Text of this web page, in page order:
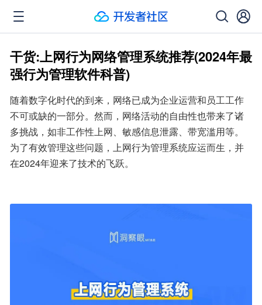
干货:上网行为网络管理系统推荐(2024年最
强行为管理软件科普)
随着数字化时代的到来，网络已成为企业运营和员工工作
不可或缺的一部分。然而，网络活动的自由性也带来了诸
多挑战，如非工作性上网、敏感信息泄露、带宽滥用等。
为了有效管理这些问题，上网行为管理系统应运而生，并
在2024年迎来了技术的飞跃。